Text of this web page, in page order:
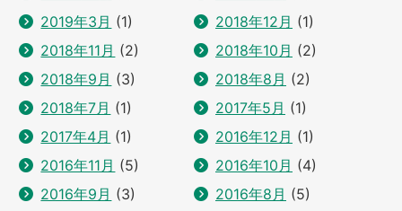
2019年3月 (1) 2018年12月 (1)
2018年11月 (2) 2018年10月 (2)
2018年9月 (3) 2018年8月 (2)
2018年7月 (1) 2017年5月 (1)
2017年4月 (1) 2016年12月 (1)
2016年11月 (5) 2016年10月 (4)
2016年9月 (3) 2016年8月 (5)